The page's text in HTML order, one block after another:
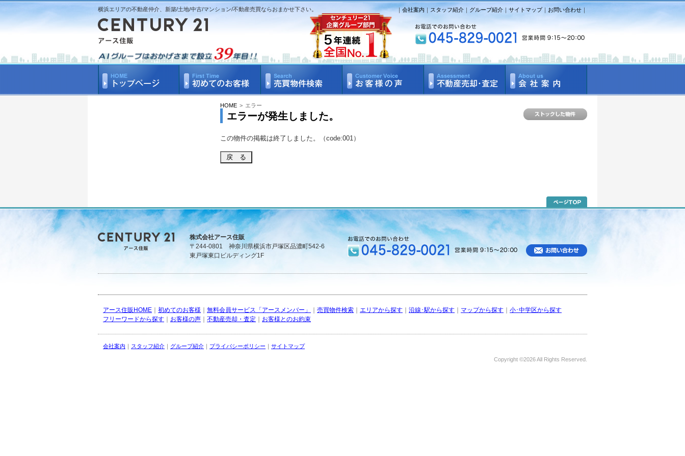
横浜エリアの不動産仲介、新築/土地/中古/マンション/不動産売買ならおまかせ下さい。 ｜会社案内 ｜スタッフ紹介 ｜ グループ紹介 ｜ サイトマップ｜ お問い合わせ ｜
HOME > エラー
エラーが発生しました。
この物件の掲載は終了しました。（code:001）
株式会社アース住販
〒244-0801 神奈川県横浜市戸塚区品濃町542-6
東戸塚東口ビルディング1F
アース住販HOME 初めてのお客様 無料会員サービス「アースメンバー」 売買物件検索 エリアから探す 沿線･駅から探す マップから探す
小･中学区から探す
フリーワードから探す
お客様の声 不動産売却・査定 お客様とのお約束
会社案内 ｜ スタッフ紹介 ｜ グループ紹介 ｜ プライバシーポリシー ｜ サイトマップ
Copyright ©2026 All Rights Reserved.